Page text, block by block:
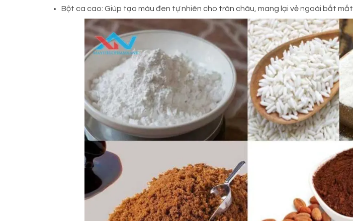
Bột ca cao: Giúp tạo màu đen tự nhiên cho trân châu, mang lại vẻ ngoài bắt mắt.